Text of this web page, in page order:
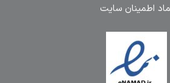
اطمینان سایت